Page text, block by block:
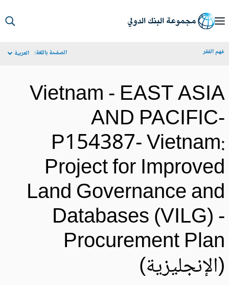
الفقر الصفحة باللغة: العربية
Vietnam - EAST
AND
P154387-
Project for
Land Governance
Databases (VILG)
Procurement